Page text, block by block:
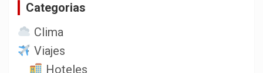
Categorias
Clima
Viajes
Hoteles